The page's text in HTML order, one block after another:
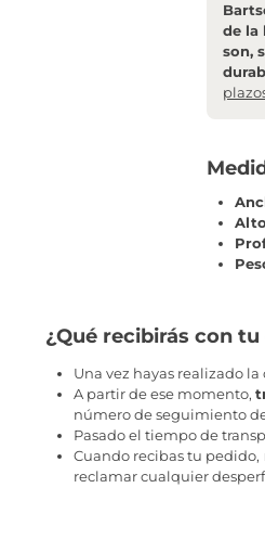
de la
son,
¿Qué recibirás con
Una vez hayas realizado la
A partir de ese momento,
número de seguimiento
Pasado el tiempo de
Cuando recibas tu pedido,
reclamar cualquier